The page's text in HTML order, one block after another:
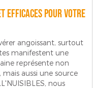
efficaces pour votre
angoissant, surtout
manifestent une
représente non
aussi une source
nous